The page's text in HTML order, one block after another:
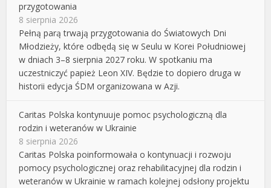
przygotowania
8 sierpnia 2026
Pełną parą trwają przygotowania do Światowych Dni
Młodzieży, które odbędą się w Seulu w Korei Południowej
w dniach 3–8 sierpnia 2027 roku. W spotkaniu ma
uczestniczyć papież Leon XIV. Będzie to dopiero druga w
historii edycja ŚDM organizowana w Azji.
Caritas Polska kontynuuje pomoc psychologiczną dla
rodzin i weteranów w Ukrainie
8 sierpnia 2026
Caritas Polska poinformowała o kontynuacji i rozwoju
pomocy psychologicznej oraz rehabilitacyjnej dla rodzin i
weteranów w Ukrainie w ramach kolejnej odsłony projektu